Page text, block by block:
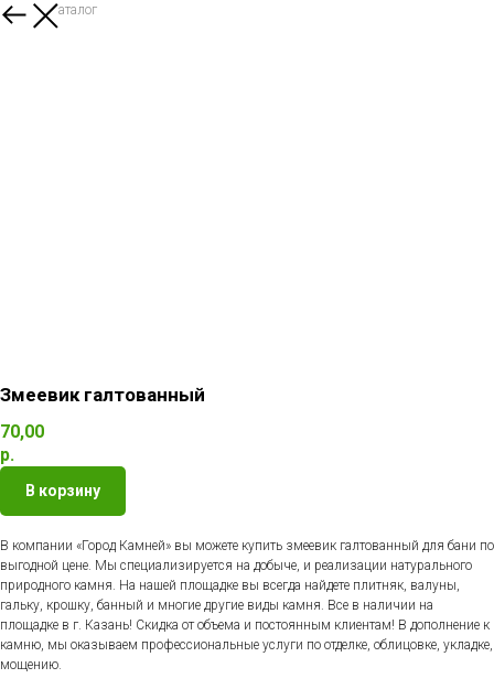
Назад в каталог
Змеевик галтованный
70,00
р.
В корзину
В компании «Город Камней» вы можете купить змеевик галтованный для бани по
выгодной цене. Мы специализируется на добыче, и реализации натурального
природного камня. На нашей площадке вы всегда найдете плитняк, валуны,
гальку, крошку, банный и многие другие виды камня. Все в наличии на
площадке в г. Казань! Скидка от объема и постоянным клиентам! В дополнение к
камню, мы оказываем профессиональные услуги по отделке, облицовке, укладке,
мощению.